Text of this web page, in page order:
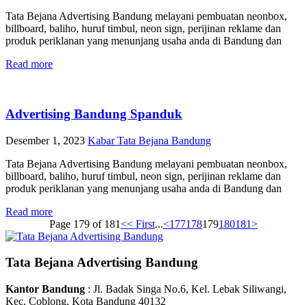
Tata Bejana Advertising Bandung melayani pembuatan neonbox,
billboard, baliho, huruf timbul, neon sign, perijinan reklame dan
produk periklanan yang menunjang usaha anda di Bandung dan
Read more
Advertising Bandung Spanduk
Desember 1, 2023 Kabar Tata Bejana Bandung
Tata Bejana Advertising Bandung melayani pembuatan neonbox,
billboard, baliho, huruf timbul, neon sign, perijinan reklame dan
produk periklanan yang menunjang usaha anda di Bandung dan
Read more
Page 179 of 181<< First...<177178179180181>
Tata Bejana Advertising Bandung
Kantor Bandung : Jl. Badak Singa No.6, Kel. Lebak Siliwangi,
Kec. Coblong, Kota Bandung 40132